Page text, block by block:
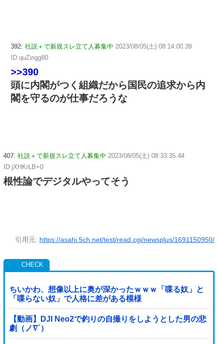
392: 社説＋で新規スレ立て人募集中 2023/08/05(土) 08:14:00.39
ID:quZingg80
>>390
頭に内閣がつく組織だから国民の追求から内
閣を守るのが仕事だろうな
407: 社説＋で新規スレ立て人募集中 2023/08/05(土) 08:33:35.44
ID:jXHKrLB+0
根性論でデジタルやってそう
引用元: https://asahi.5ch.net/test/read.cgi/newsplus/1691150950/
ちいかわ、想像以上に奥が深かったｗｗｗ「喋る奴」と
「喋らない奴」で人格に差がある模様
【動画】DJI Neo2で釣りの自撮りをしようとした男の悲
劇（ノ∇`）